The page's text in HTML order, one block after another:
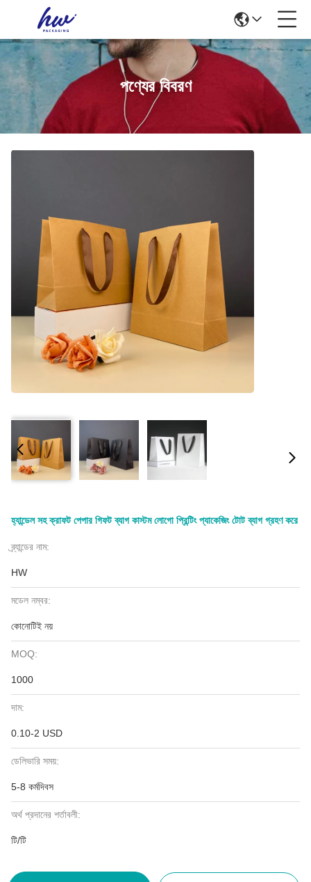
পণ্যের বিবরণ
হ্যান্ডেল সহ ক্রাফট পেপার গিফট ব্যাগ কাস্টম লোগো প্রিন্টিং প্যাকেজিং টোট ব্যাগ গ্রহণ করে
ব্র্যান্ডের নাম:
HW
মডেল নম্বর:
কোনোটিই নয়
MOQ:
1000
দাম:
0.10-2 USD
ডেলিভারি সময়:
5-8 কর্মদিবস
অর্থ প্রদানের শর্তাবলী:
টি/টি